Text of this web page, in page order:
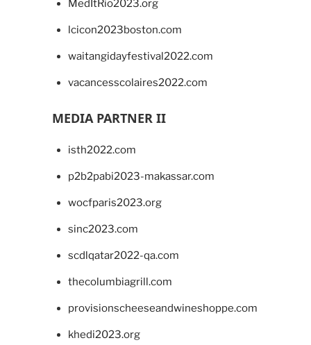
MedItRio2023.org
lcicon2023boston.com
waitangidayfestival2022.com
vacancesscolaires2022.com
MEDIA PARTNER II
isth2022.com
p2b2pabi2023-makassar.com
wocfparis2023.org
sinc2023.com
scdlqatar2022-qa.com
thecolumbiagrill.com
provisionscheeseandwineshoppe.com
khedi2023.org